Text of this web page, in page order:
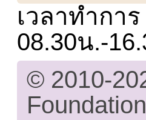
เวลาทำกา
08.30น.-
© 2010-